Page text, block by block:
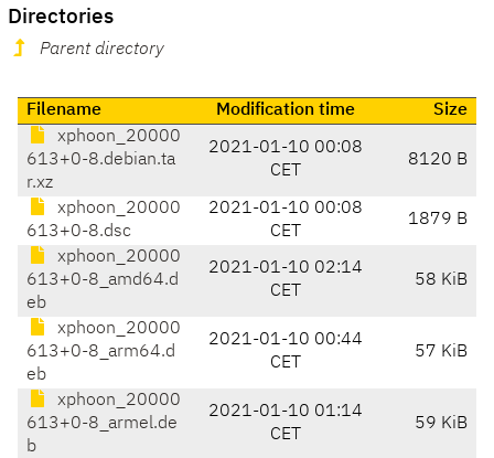
Directories
Parent directory
Filename Modification time
Size
xphoon_20000
613+0-8.debian.ta
r.xz
2021-01-10 00:08
CET
8120 B
xphoon_20000
613+0-8.dsc
2021-01-10 00:08
CET
1879 B
xphoon_20000
613+0-8_amd64.d
eb
2021-01-10 02:14
CET
58 KiB
xphoon_20000
613+0-8_arm64.d
eb
2021-01-10 00:44
CET
57 KiB
xphoon_20000
613+0-8_armel.de
b
2021-01-10 01:14
CET
59 KiB